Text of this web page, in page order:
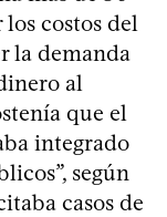
costos del
la demanda
al
que el
integrado
según
casos de